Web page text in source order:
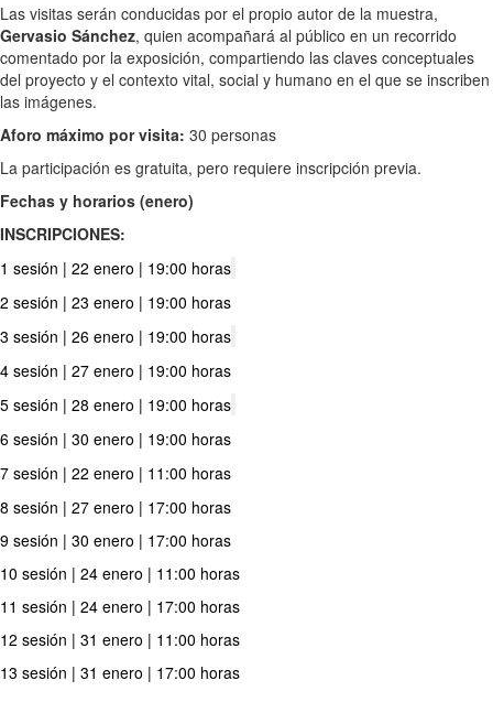
Las visitas serán conducidas por el propio autor de la muestra,
Gervasio Sánchez, quien acompañará al público en un recorrido
comentado por la exposición, compartiendo las claves conceptuales
del proyecto y el contexto vital, social y humano en el que se inscriben
las imágenes.
Aforo máximo por visita: 30 personas
La participación es gratuita, pero requiere inscripción previa.
Fechas y horarios (enero)
INSCRIPCIONES:
1 sesión | 22 enero | 19:00 horas
2 sesión | 23 enero | 19:00 horas
3 sesión | 26 enero | 19:00 horas
4 sesión | 27 enero | 19:00 horas
5 sesión | 28 enero | 19:00 horas
6 sesión | 30 enero | 19:00 horas
7 sesión | 22 enero | 11:00 horas
8 sesión | 27 enero | 17:00 horas
9 sesión | 30 enero | 17:00 horas
10 sesión | 24 enero | 11:00 horas
11 sesión | 24 enero | 17:00 horas
12 sesión | 31 enero | 11:00 horas
13 sesión | 31 enero | 17:00 horas